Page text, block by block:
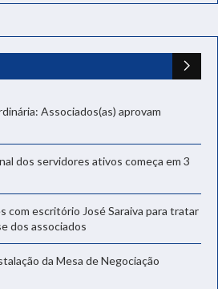
Associados(as) aprovam
dos servidores ativos começa em 3
com escritório José Saraiva para tratar
dos associados
da Mesa de Negociação